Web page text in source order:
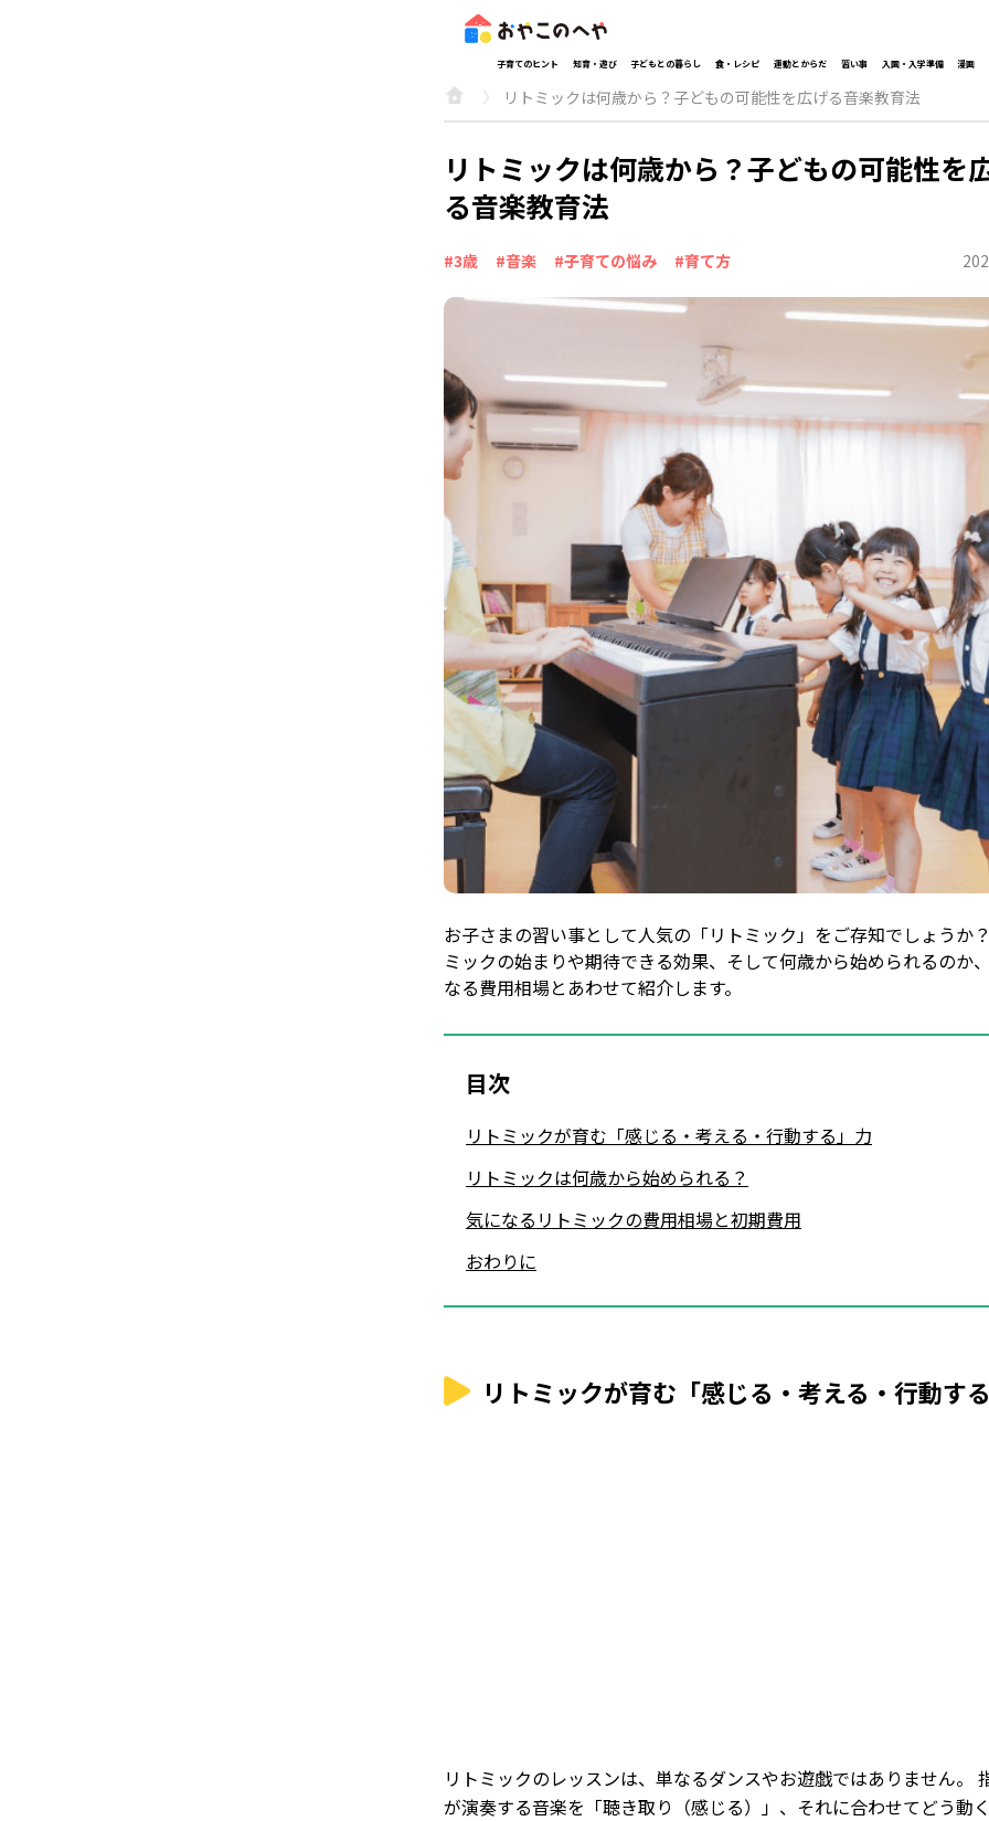
子育てのヒント 知育・遊び 子どもとの暮らし 食・レシピ 運動とからだ 習い事 入園・入学準備 漫画
リトミックは何歳から？子どもの可能性を広げる音楽教育法
リトミックは何歳から？子どもの可能性を
る音楽教育法
#3歳 #音楽 #子育ての悩み #育て方
お子さまの習い事として人気の「リトミック」をご存知でしょうか
ミックの始まりや期待できる効果、そして何歳から始められるのか
なる費用相場とあわせて紹介します。
目次
リトミックが育む「感じる・考える・行動する」力
リトミックは何歳から始められる？
気になるリトミックの費用相場と初期費用
おわりに
リトミックが育む「感じる・考える・行動す
リトミックのレッスンは、単なるダンスやお遊戯ではありません。
が演奏する音楽を「聴き取り（感じる）」、それに合わせてどう動